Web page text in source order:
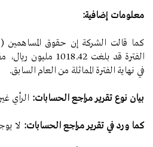
معلومات إضافية:
كما قالت الشركة إن حقوق المساهمين
الفترة قد بلغت 1018.42 مليون ريال،
في نهاية الفترة المماثلة من العام السابق.
بيان نوع تقرير مراجع الحسابات: الرأي
كما ورد في تقرير مراجع الحسابات: لا